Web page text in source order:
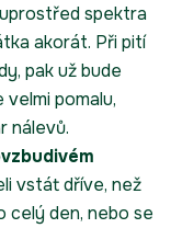
spektra
akorát. Při pití
pak už bude
pomalu,
nálevů.
vstát dříve, než
celý den, nebo se